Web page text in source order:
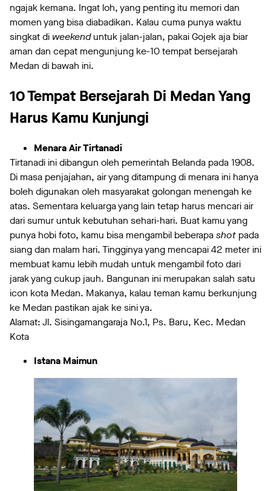
ngajak kemana. Ingat loh, yang penting itu memori dan
momen yang bisa diabadikan. Kalau cuma punya waktu
singkat di weekenduntuk jalan-jalan, pakai Gojek aja biar
aman dan cepat mengunjung ke-10 tempat bersejarah
Medan di bawah ini.
10 Tempat Bersejarah Di Medan Yang
Harus Kamu Kunjungi
Menara Air Tirtanadi
Tirtanadi ini dibangun oleh pemerintah Belanda pada 1908.
Di masa penjajahan, air yang ditampung di menara ini hanya
boleh digunakan oleh masyarakat golongan menengah ke
atas. Sementara keluarga yang lain tetap harus mencari air
dari sumur untuk kebutuhan sehari-hari. Buat kamu yang
punya hobi foto, kamu bisa mengambil beberapashot pada
siang dan malam hari. Tingginya yang mencapai 42 meter ini
membuat kamu lebih mudah untuk mengambil foto dari
jarak yang cukup jauh. Bangunan ini merupakan salah satu
icon kota Medan. Makanya, kalau teman kamu berkunjung
ke Medan pastikan ajak ke sini ya.
Alamat: Jl. Sisingamangaraja No.1, Ps. Baru, Kec. Medan
Kota
Istana Maimun